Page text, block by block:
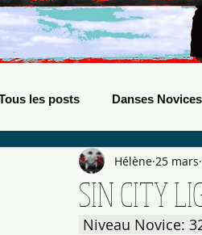
les posts Danses Novices
Danses Débutants
SIN CITY
Hélène 25 mars
Niveau Novice: